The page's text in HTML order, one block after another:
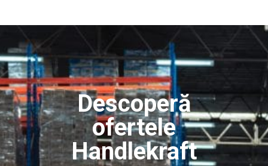
Descoperă
ofertele
Handlekraft